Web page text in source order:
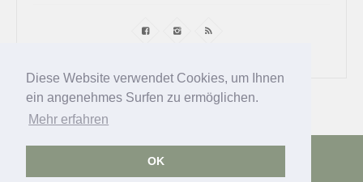
Diese Website verwendet Cookies, um Ihnen
ein angenehmes Surfen zu ermöglichen.
Mehr erfahren
OK
Impressum